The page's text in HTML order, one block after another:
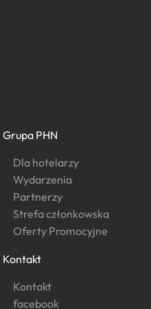
Grupa PHN
Dla hotelarzy
Wydarzenia
Partnerzy
Strefa członkowska
Oferty Promocyjne
Kontakt
Kontakt
facebook